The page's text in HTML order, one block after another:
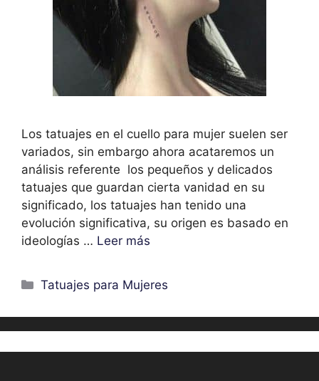
Los tatuajes en el cuello para mujer suelen ser
variados, sin embargo ahora acataremos un
análisis referente los pequeños y delicados
tatuajes que guardan cierta vanidad en su
significado, los tatuajes han tenido una
evolución significativa, su origen es basado en
ideologías … Leer más
Categorías
Tatuajes para Mujeres